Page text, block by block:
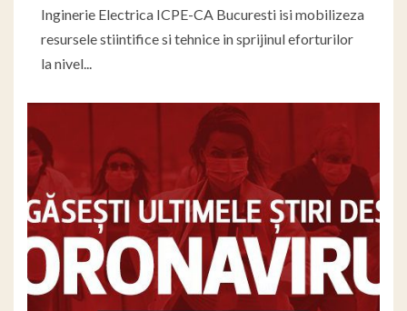
Inginerie Electrica ICPE-CA Bucuresti isi mobilizeza
resursele stiintifice si tehnice in sprijinul eforturilor
la nivel...